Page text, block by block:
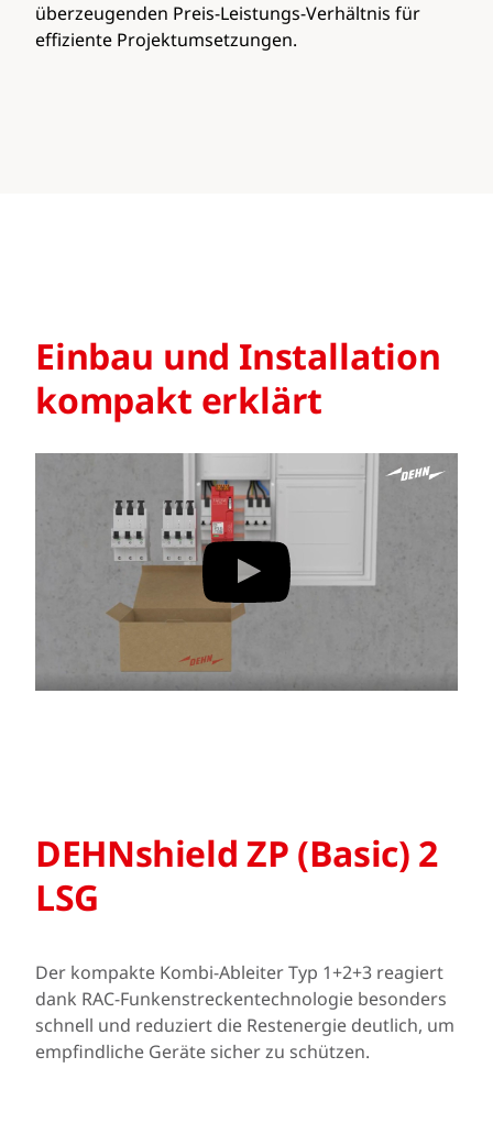
überzeugenden Preis-Leistungs-Verhältnis für
effiziente Projektumsetzungen.
Einbau und Installation
kompakt erklärt
DEHNshield ZP (Basic) 2
LSG
Der kompakte Kombi-Ableiter Typ 1+2+3 reagiert
dank RAC-Funkenstreckentechnologie besonders
schnell und reduziert die Restenergie deutlich, um
empfindliche Geräte sicher zu schützen.